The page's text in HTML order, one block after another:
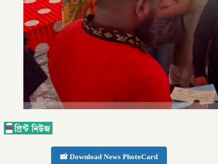
📸 Download News PhotoCard